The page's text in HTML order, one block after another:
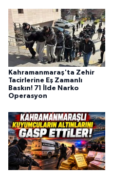
Kahramanmaraş'ta Zehir
Tacirlerine Eş Zamanlı
Baskın! 71 İlde Narko
Operasyon
OTOMOBİL
MİZAH
TARİH
Genel
Politika
YEREL
BÖLGEDEN